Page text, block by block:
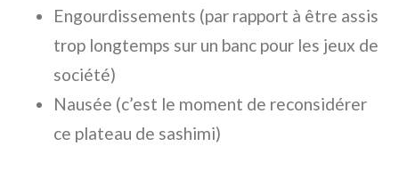
Engourdissements (par rapport à être assis
trop longtemps sur un banc pour les jeux de
société)
Nausée (c’est le moment de reconsidérer
ce plateau de sashimi)